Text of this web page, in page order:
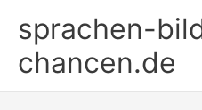
Inhalt
springen
sprachen-
chancen.de